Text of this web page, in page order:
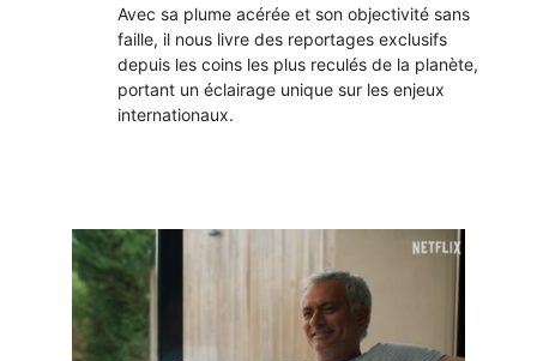
Avec sa plume acérée et son objectivité sans
faille, il nous livre des reportages exclusifs
depuis les coins les plus reculés de la planète,
portant un éclairage unique sur les enjeux
internationaux.